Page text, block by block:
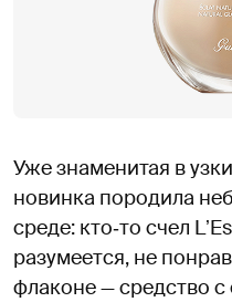
Уже знаменитая в
новинка породила
среде: кто‑то счел
разумеется, не
флаконе — средство